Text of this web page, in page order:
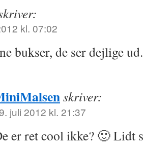
kl. 07:02
bukser, de ser dejlige
skriver:
juli 2012 kl. 21:37
er ret cool ikke? 🙂 Lidt